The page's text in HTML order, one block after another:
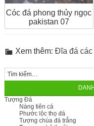
Cóc đá phong thủy ngọc
pakistan 07
Xem thêm: Đĩa đá các
Tượng Đá
Nàng tiên cá
Phước lộc thọ đá
Tượng chúa đá trắng